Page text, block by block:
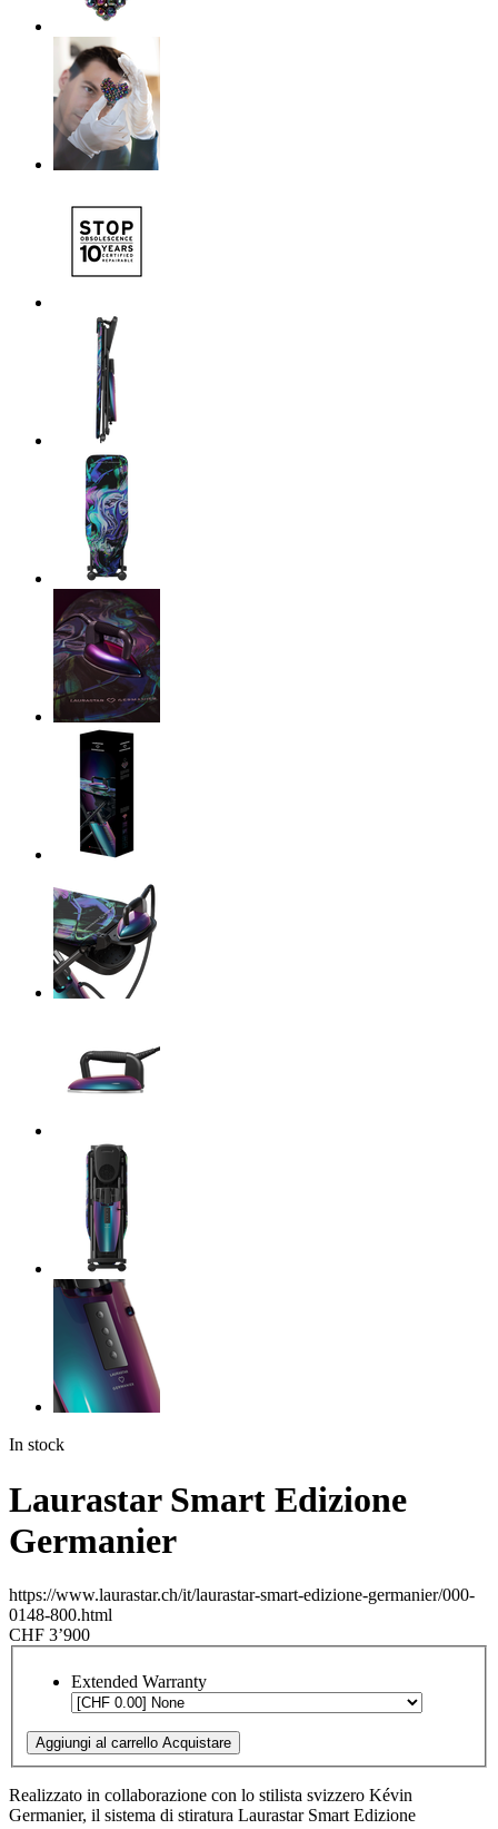
In stock
Laurastar Smart Edizione
Germanier
https://www.laurastar.ch/it/laurastar-smart-edizione-germanier/000-
0148-800.html
CHF 3’900
Extended Warranty
Aggiungi al carrello Acquistare
Realizzato in collaborazione con lo stilista svizzero Kévin
Germanier, il sistema di stiratura Laurastar Smart Edizione